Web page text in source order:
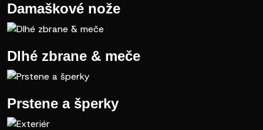
Damaškové nože
Dlhé zbrane & meče
Prstene a šperky